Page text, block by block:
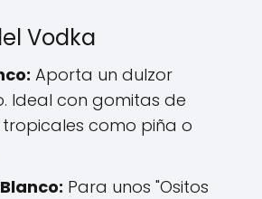
Vodka
Aporta un dulzor
Ideal con gomitas de
como piña o
Para unos "Ositos